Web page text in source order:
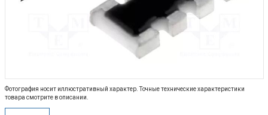
Фотография носит иллюстративный характер. Точные технические характеристики
товара смотрите в описании.